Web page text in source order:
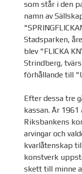
som står i den
namn av
Stadsparken,
blev "FLICKA
Strindberg,
förhållande till
Efter dessa tre
kassan. År 1961
Riksbankens
arvingar och
kvarlåtenskap
konstverk
skett till minne